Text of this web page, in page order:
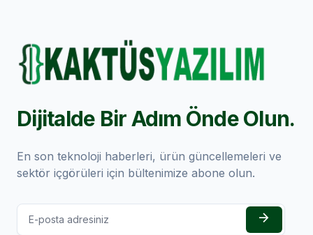
Dijitalde Bir Adım Önde Olun.
En son teknoloji haberleri, ürün güncellemeleri ve
sektör içgörüleri için bültenimize abone olun.
arrow_forward